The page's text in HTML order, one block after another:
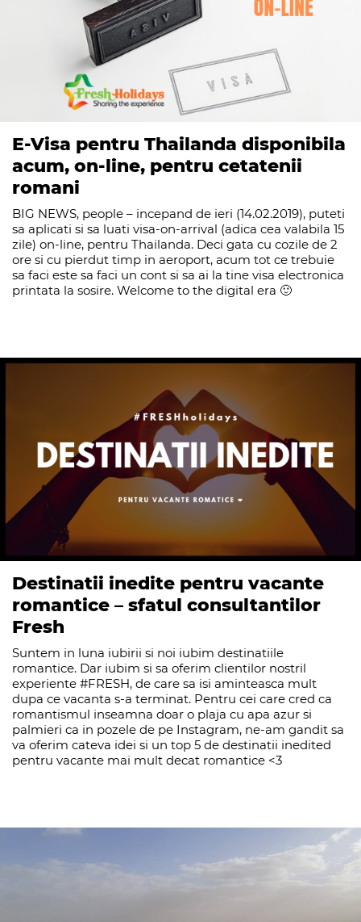
E-Visa pentru Thailanda disponibila
acum, on-line, pentru cetatenii
romani
BIG NEWS, people – incepand de ieri (14.02.2019), puteti
sa aplicati si sa luati visa-on-arrival (adica cea valabila 15
zile) on-line, pentru Thailanda. Deci gata cu cozile de 2
ore si cu pierdut timp in aeroport, acum tot ce trebuie
sa faci este sa faci un cont si sa ai la tine visa electronica
printata la sosire. Welcome to the digital era 🙂
Destinatii inedite pentru vacante
romantice – sfatul consultantilor
Fresh
Suntem in luna iubirii si noi iubim destinatiile
romantice. Dar iubim si sa oferim clientilor nostril
experiente #FRESH, de care sa isi aminteasca mult
dupa ce vacanta s-a terminat. Pentru cei care cred ca
romantismul inseamna doar o plaja cu apa azur si
palmieri ca in pozele de pe Instagram, ne-am gandit sa
va oferim cateva idei si un top 5 de destinatii inedited
pentru vacante mai mult decat romantice <3